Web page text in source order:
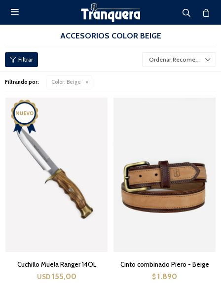

ACCESORIOS COLOR BEIGE
Recomendados
Filtrando por: Color: Beige
Cuchillo Muela Ranger 14OL
USD 155,00
Cinto combinado Piero - Beige
$ 1.890